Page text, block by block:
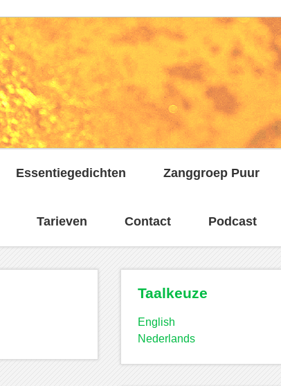
Essentiegedichten Zanggroep Puur
Tarieven Contact Podcast
Taalkeuze
English
Nederlands